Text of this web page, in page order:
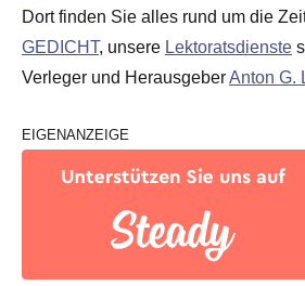
Dort finden Sie alles rund um die
GEDICHT, unsere Lektoratsdienste
Verleger und HerausgeberAnton G.
EIGENANZEIGE